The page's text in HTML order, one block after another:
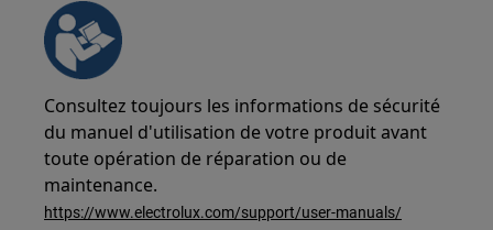
Consultez toujours les informations de sécurité
du manuel d'utilisation de votre produit avant
toute opération de réparation ou de
maintenance.
https://www.electrolux.com/support/user-manuals/